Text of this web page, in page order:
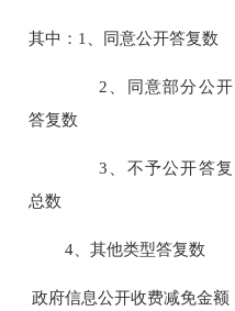
其中：1、同意公开答复数
2、同意部分公开
答复数
3、 不予公开答复
总数
4、其他类型答复数
政府信息公开收费减免金额